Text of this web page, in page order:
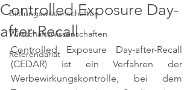
Bildungswissenschaften
Wirtschaftswissenschaften
Referendariat
Controlled Exposure Day-
after-Recall
Controlled Exposure Day-after-Recall
(CEDAR) ist ein Verfahren der
Werbewirkungskontrolle, bei dem